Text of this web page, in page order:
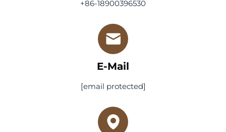
+86-18900396530
E-Mail
[email protected]